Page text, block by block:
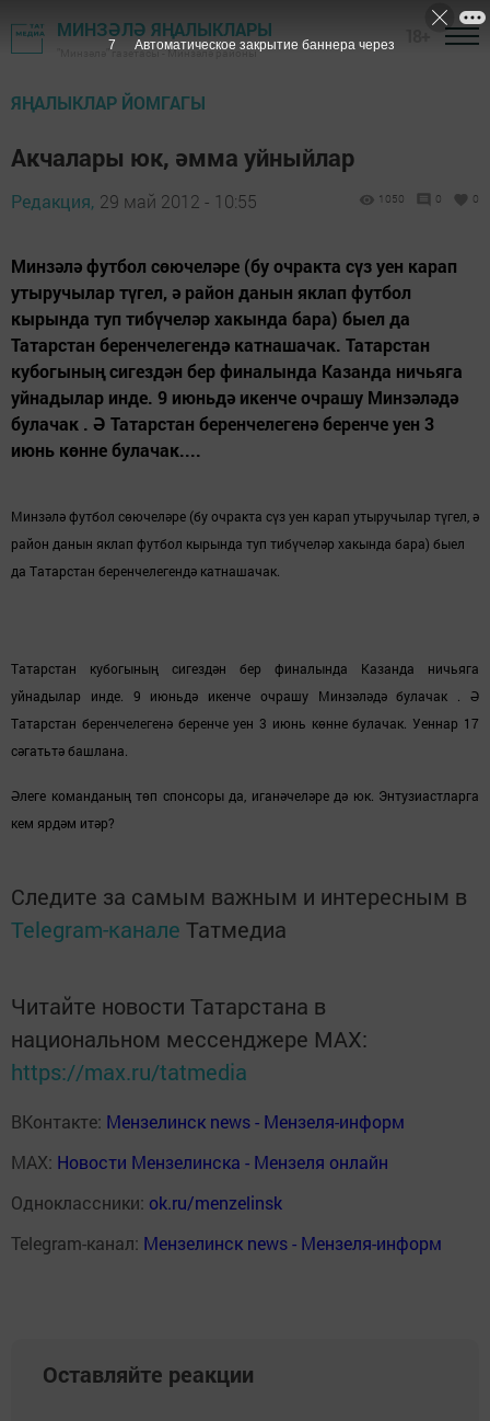
МИНЗӘЛӘ ЯҢАЛЫКЛАРЫ
"Минзәлә" газетасы - Минзәлә районы
ЯҢАЛЫКЛАР ЙОМГАГЫ
Акчалары юк, әмма уйныйлар
Редакция, 29 май 2012 - 10:55 1050 0 0
Минзәлә футбол сөючеләре (бу очракта сүз уен ка­рап
утыручылар түгел, ә район данын яклап фут­бол
кырында туп тибүчеләр хакында бара) быел да
Татарстан беренчелегендә катнашачак. Татарстан
кубогының сигездән бер финалында Ка­занда ничьяга
уйнадылар инде. 9 июньдә икенче очрашу Минзәләдә
булачак . Ә Татарстан беренче­легенә беренче уен 3
июнь көнне булачак....
Минзәлә футбол сөючеләре (бу очракта сүз уен ка­рап утыручылар түгел, ә
район данын яклап фут­бол кырында туп тибүчеләр хакында бара) быел
да Татарстан беренчелегендә катнашачак.
Татарстан кубогының сигездән бер финалында Ка­занда ничьяга
уйнадылар инде. 9 июньдә икенче очрашу Минзәләдә булачак . Ә
Татарстан беренче­легенә беренче уен 3 июнь көнне булачак. Уеннар 17
сәгатьтә башлана.
Әлеге команданың төп спонсоры да, иганәчеләре дә юк. Энтузиастларга
кем ярдәм итәр?
Следите за самым важным и интересным в
Telegram-канале Татмедиа
Читайте новости Татарстана в
национальном мессенджере MАХ:
https://max.ru/tatmedia
ВКонтакте: Мензелинск news - Мензеля-информ
MAX: Новости Мензелинска - Мензеля онлайн
Одноклассники: ok.ru/menzelinsk
Telegram-канал: Мензелинск news - Мензеля-информ
Оставляйте реакции
7 Автоматическое закрытие баннера через